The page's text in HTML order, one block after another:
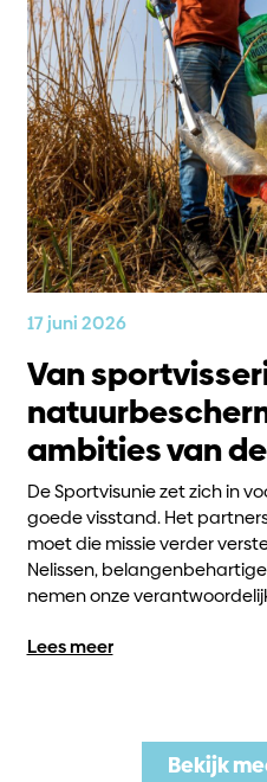
17 juni 2026
Van
ambities van
De Sportvisunie zet zich in
goede visstand. Het
moet die missie verder
Nelissen,
nemen onze
Lees meer
Bekijk